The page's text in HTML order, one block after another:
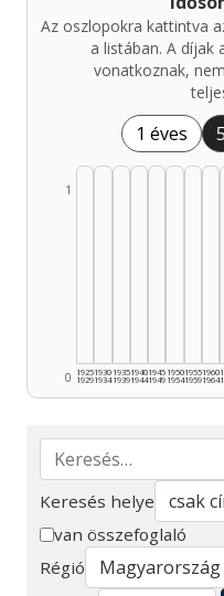
Az oszlopokra kattintva
a listában. A díjak
vonatkoznak,
1 éves
0
1
1925
1929
1930
1934
1935
1939
1940
1944
1945
1949
1950
1954
1955
1959
1960
1964
Keresés
Keresés helye
van összefoglaló
Régió